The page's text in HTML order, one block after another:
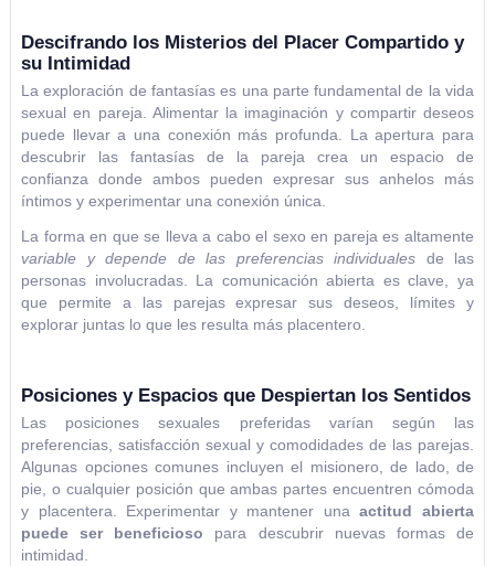
Descifrando los Misterios del Placer Compartido y
su Intimidad
La exploración de fantasías es una parte fundamental de la vida
sexual en pareja. Alimentar la imaginación y compartir deseos
puede llevar a una conexión más profunda. La apertura para
descubrir las fantasías de la pareja crea un espacio de
confianza donde ambos pueden expresar sus anhelos más
íntimos y experimentar una conexión única.
La forma en que se lleva a cabo el sexo en pareja es altamente
variable y depende de las preferencias individuales de las
personas involucradas. La comunicación abierta es clave, ya
que permite a las parejas expresar sus deseos, límites y
explorar juntas lo que les resulta más placentero.
Posiciones y Espacios que Despiertan los Sentidos
Las posiciones sexuales preferidas varían según las
preferencias, satisfacción sexual y comodidades de las parejas.
Algunas opciones comunes incluyen el misionero, de lado, de
pie, o cualquier posición que ambas partes encuentren cómoda
y placentera. Experimentar y mantener unaactitud abierta
puede ser beneficioso para descubrir nuevas formas de
intimidad.